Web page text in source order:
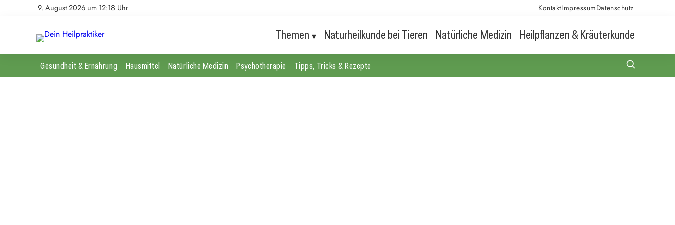
9. August 2026 um 12:18 Uhr KontaktImpressumDatenschutz
Themen Naturheilkunde bei Tieren Natürliche Medizin Heilpflanzen & Kräuterkunde
Gesundheit & Ernährung Hausmittel Natürliche Medizin Psychotherapie Tipps, Tricks & Rezepte